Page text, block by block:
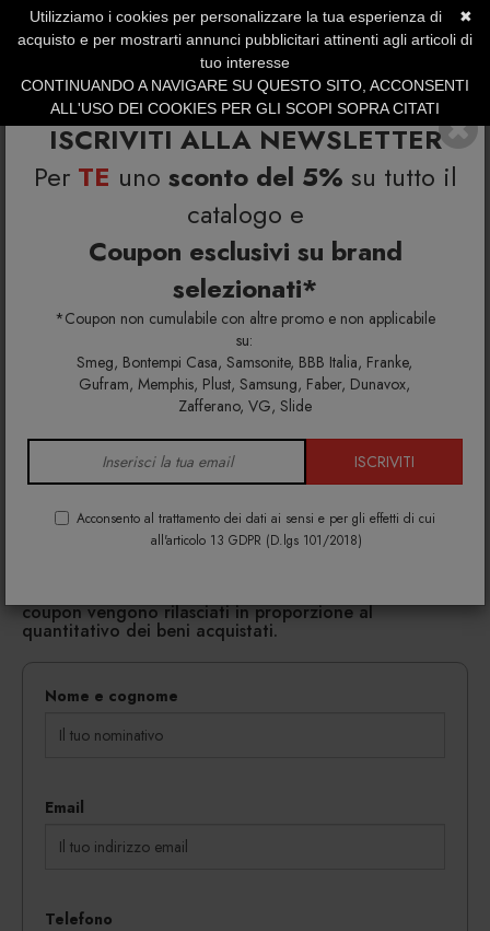
ISCRIVITI ALLA NEWSLETTER
Per TE uno sconto del 5% su tutto il
catalogo e
Coupon esclusivi su brand
selezionati*
*Coupon non cumulabile con altre promo e non applicabile
su:
Smeg, Bontempi Casa, Samsonite, BBB Italia, Franke,
Gufram, Memphis, Plust, Samsung, Faber, Dunavox,
Zafferano, VG, Slide
ISCRIVITI
Acconsento al trattamento dei dati ai sensi e per gli effetti di cui
all'articolo 13 GDPR (D.lgs 101/2018)
SERVIZIO CLIENTI +39.0773.470.562
SUMMER SALES | Fino al 31 Agosto
Richiedi info e un'offerta personalizzata per te
Tavolo allungabile Ceramica 1 OM/313/MN
Richiedi maggiori info e la tua
offerta personalizzata per
Tavolo allungabile Ceramica 1
OM/313/MN
Riempi il modulo di seguito per avere maggiori
informazioni su colori, materiali e disponibilità.
coupon vengono rilasciati in proporzione al
quantitativo dei beni acquistati.
Nome e cognome
Email
Telefono
✖
Utilizziamo i cookies per personalizzare la tua esperienza di
acquisto e per mostrarti annunci pubblicitari attinenti agli articoli di
tuo interesse
CONTINUANDO A NAVIGARE SU QUESTO SITO, ACCONSENTI
ALL'USO DEI COOKIES PER GLI SCOPI SOPRA CITATI